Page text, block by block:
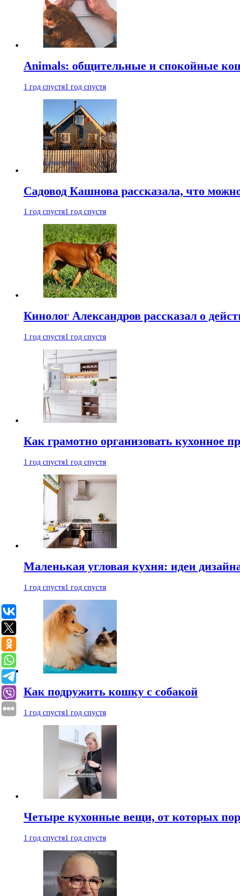
Animals: общительные и спокойные
1 год спустя1 год спустя
Садовод Кашнова рассказала, что
1 год спустя1 год спустя
Кинолог Александров рассказал о
1 год спустя1 год спустя
Как грамотно организовать кухонное
1 год спустя1 год спустя
Маленькая угловая кухня: идеи
1 год спустя1 год спустя
Как подружить кошку с собакой
1 год спустя1 год спустя
Четыре кухонные вещи, от которых
1 год спустя1 год спустя